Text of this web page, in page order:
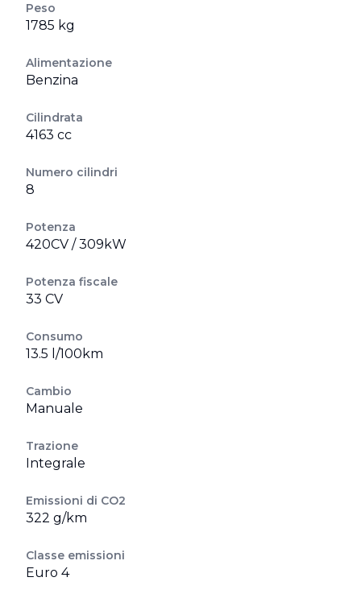
Peso
1785 kg
Alimentazione
Benzina
Cilindrata
4163 cc
Numero cilindri
8
Potenza
420CV / 309kW
Potenza fiscale
33 CV
Consumo
13.5 l/100km
Cambio
Manuale
Trazione
Integrale
Emissioni di CO2
322 g/km
Classe emissioni
Euro 4